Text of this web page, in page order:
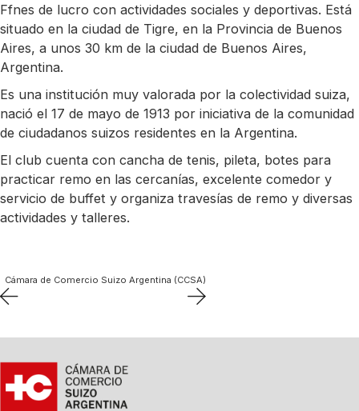
Ffnes de lucro con actividades sociales y deportivas. Está
situado en la ciudad de Tigre, en la Provincia de Buenos
Aires, a unos 30 km de la ciudad de Buenos Aires,
Argentina.
Es una institución muy valorada por la colectividad suiza,
nació el 17 de mayo de 1913 por iniciativa de la comunidad
de ciudadanos suizos residentes en la Argentina.​
El club cuenta con cancha de tenis, pileta, botes para
practicar remo en las cercanías, excelente comedor y
servicio de buffet y organiza travesías de remo y diversas
actividades y talleres.
Cámara de Comercio Suizo Argentina (CCSA)